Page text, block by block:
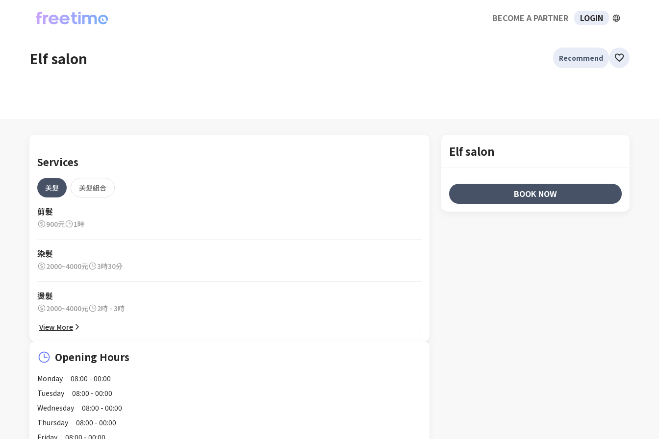
BECOME A PARTNER LOGIN
Elf salon Recommend
Services
美髮 美髮組合
剪髮
900元 1時
染髮
2000~4000元 3時30分
燙髮
2000~4000元
2時 - 3時
View More
Opening Hours
Monday
08:00 - 00:00
Tuesday
08:00 - 00:00
Wednesday
08:00 - 00:00
Thursday
08:00 - 00:00
Elf salon
BOOK NOW